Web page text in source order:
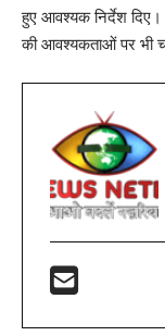
हुए आवश्यक निर्देश
की आवश्यकताओं पर भी